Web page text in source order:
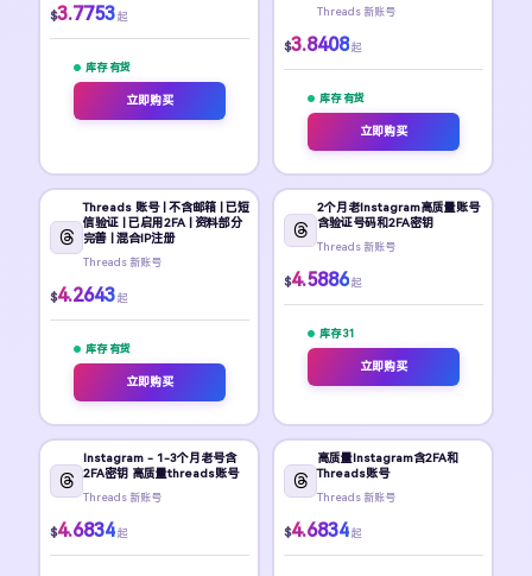
$3.7753 起
库存 有货
立即购买
Threads 新账号
$3.8408 起
库存 有货
立即购买
Threads 账号 | 不含邮箱 | 已短
信验证 | 已启用2FA | 资料部分
完善 | 混合IP注册
Threads 新账号
$4.2643 起
库存 有货
立即购买
2个月老Instagram高质量账号
含验证号码和2FA密钥
Threads 新账号
$4.5886 起
库存 31
立即购买
Instagram - 1-3个月老号含
2FA密钥 高质量threads账号
Threads 新账号
$4.6834 起
高质量Instagram含2FA和
Threads账号
Threads 新账号
$4.6834 起